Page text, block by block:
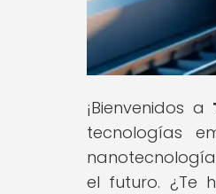
¡Bienvenidos a
tecnologías
el futuro. ¿Te